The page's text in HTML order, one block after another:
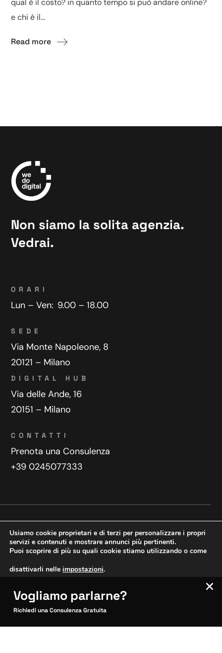
qual è il costo? in quanto tempo si può andare online?
e chi è il...
Read more
Non siamo la solita agenzia.
Vedrai.
ORARI
Lun – Ven: 9.00 – 18.00
SEDE
Via Monte Napoleone, 8
20121 – Milano
DIGITAL HUB
Via delle Ande, 16
20151 – Milano
CONTATTI
Prenota una Consulenza
+39 0245077333
Copyright © 2025 WeDoDigital
Creazione e sviluppo siti web
SITOCERTO®
Questo sito è attendibile
Usiamo cookie proprietari e di terzi per personalizzare i propri
servizi e contenuti e mostrare annunci più pertinenti.
Puoi scoprire di più su quali cookie stiamo utilizzando o come
disattivarli nelle impostazioni.
Accetta Impostazioni
Vogliamo parlarne?
Richiedi una Consulenza Gratuita